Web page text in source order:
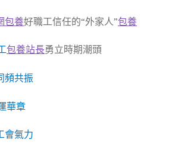
包養好職工信任的“外家人”包養
包養站長勇立時期潮頭
頻共振
華章
會氣力